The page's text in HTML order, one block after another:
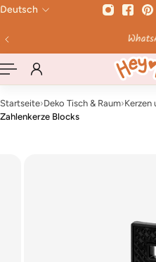
WhatsApp uns!
Deutsch
Startseite›Deko Tisch & Raum›Kerzen
Zahlenkerze Blocks